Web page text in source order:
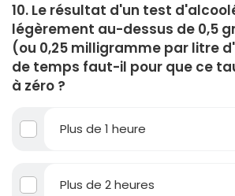
10. Le résultat d'un test
légèrement au-dessus de 0,5
(ou 0,25 milligramme par litre
de temps faut-il pour que ce
à zéro ?
Plus de 1 heure
Plus de 2 heures